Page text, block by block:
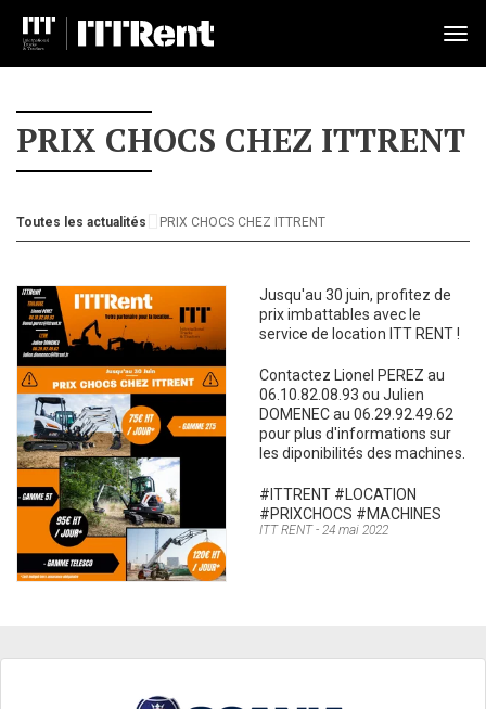
Toutes les actualités PRIX CHOCS CHEZ ITTRENT
PRIX CHOCS CHEZ ITTRENT
Jusqu'au 30 juin, profitez de
prix imbattables avec le
service de location ITT RENT !
Contactez Lionel PEREZ au
06.10.82.08.93 ou Julien
DOMENEC au 06.29.92.49.62
pour plus d'informations sur
les diponibilités des machines.
#ITTRENT #LOCATION
#PRIXCHOCS #MACHINES
ITT RENT 24 mai 2022